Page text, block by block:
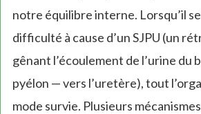
notre équilibre interne. Lorsqu’il
difficulté à cause d’un SJPU (un
gênant l’écoulement de l’urine du
pyélon — vers l’uretère), tout
mode survie. Plusieurs